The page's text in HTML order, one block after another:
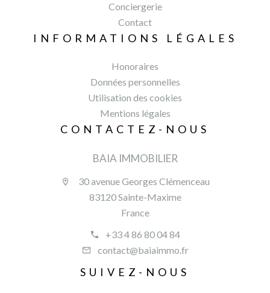
Conciergerie
Contact
INFORMATIONS LÉGALES
Honoraires
Données personnelles
Utilisation des cookies
Mentions légales
CONTACTEZ-NOUS
BAIA IMMOBILIER
30 avenue Georges Clémenceau
83120 Sainte-Maxime
France
+33 4 86 80 04 84
contact@baiaimmo.fr
SUIVEZ-NOUS